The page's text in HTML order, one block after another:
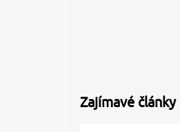
Zajímavé články